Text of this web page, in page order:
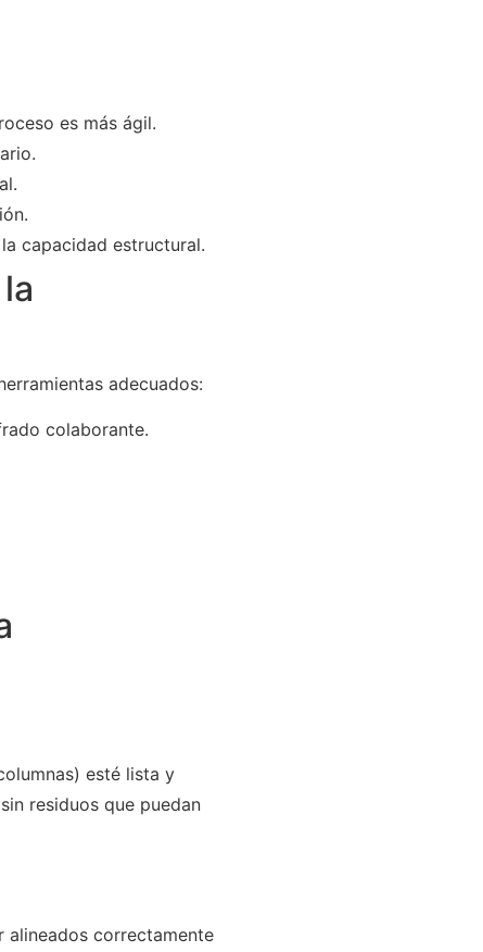
es más ágil.
capacidad estructural.
adecuados:
colaborante.
esté lista y
residuos que puedan
alineados correctamente